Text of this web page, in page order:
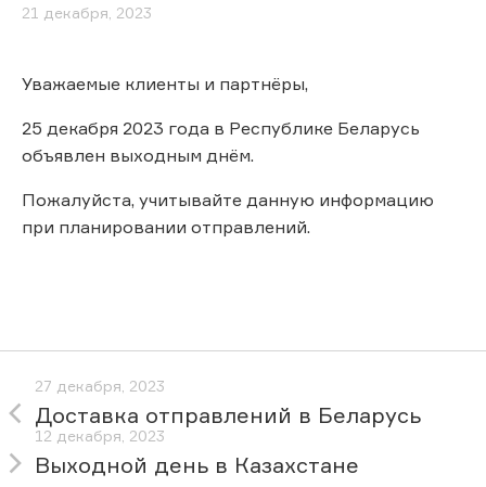
21 декабря, 2023
Уважаемые клиенты и партнёры,
25 декабря 2023 года в Республике Беларусь
объявлен выходным днём.
Пожалуйста, учитывайте данную информацию
при планировании отправлений.
27 декабря, 2023
Доставка отправлений в Беларусь
12 декабря, 2023
Выходной день в Казахстане